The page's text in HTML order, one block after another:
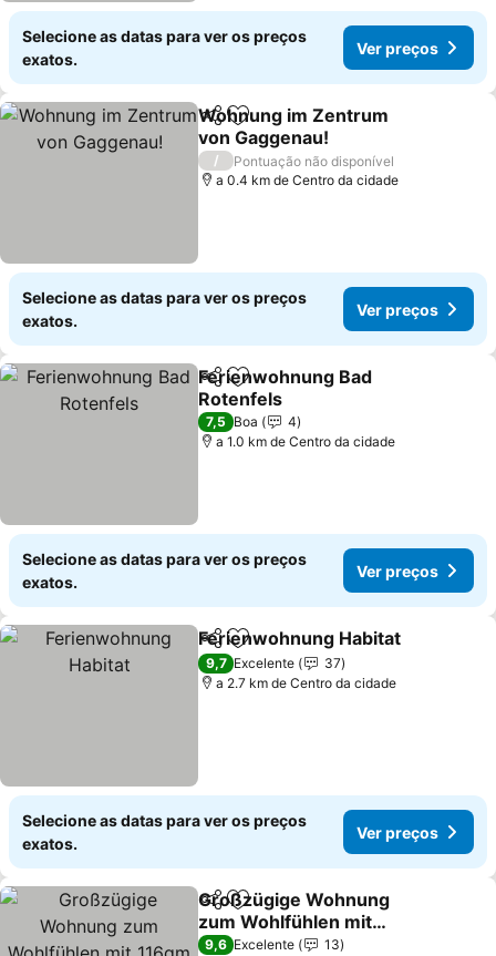
Selecione as datas para ver os preços
exatos.
Ver preços
PartilharAdicionar aos favoritos
Wohnung im Zentrum
von Gaggenau!
Ver preços
/
Pontuação não disponível
a 0.4 km de Centro da cidade
Selecione as datas para ver os preços
exatos.
Ver preços
PartilharAdicionar aos favoritos
Ferienwohnung Bad
Rotenfels
Ver preços
7,5 Boa
4
a 1.0 km de Centro da cidade
Selecione as datas para ver os preços
exatos.
Ver preços
PartilharAdicionar aos favoritos
Ferienwohnung Habitat
9,7 Excelente
37
a 2.7 km de Centro da cidade
Selecione as datas para ver os preços
exatos.
Ver preços
PartilharAdicionar aos favoritos
Großzügige Wohnung
zum Wohlfühlen mit
116qm
Ver preços
9,6 Excelente
13